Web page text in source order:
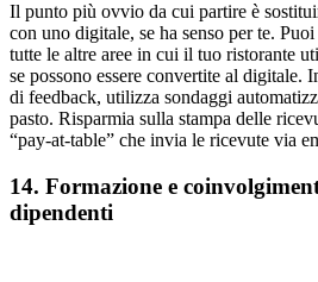
Il punto più ovvio da cui partire è
con uno digitale, se ha senso per te.
tutte le altre aree in cui il tuo ristorante
se possono essere convertite al digitale.
di feedback, utilizza sondaggi
pasto. Risparmia sulla stampa delle
“pay-at-table” che invia le ricevute via
14. Formazione e
dipendenti